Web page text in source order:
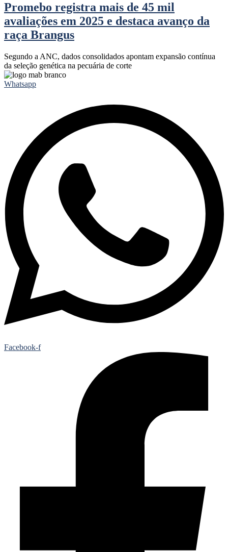
Promebo registra mais de 45 mil
avaliações em 2025 e destaca avanço da
raça Brangus
Segundo a ANC, dados consolidados apontam expansão contínua
da seleção genética na pecuária de corte
Whatsapp
Facebook-f